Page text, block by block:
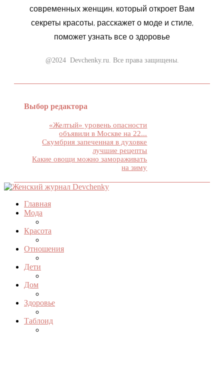
современных женщин, который откроет Вам
секреты красоты, расскажет о моде и стиле,
поможет узнать все о здоровье
@2024 Devchenky.ru. Все права защищены.
Выбор редактора
«Желтый» уровень опасности
объявили в Москве на 22...
Скумбрия запеченная в духовке
лучшие рецепты
Какие овощи можно замораживать
на зиму
Главная
Мода
Красота
Отношения
Дети
Дом
Здоровье
Таблоид